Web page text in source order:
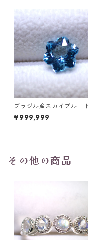
ブラジル産スカイブルー
ーズ スノーフレークカッ
ース 1.5ct
¥999,999
その他の商品